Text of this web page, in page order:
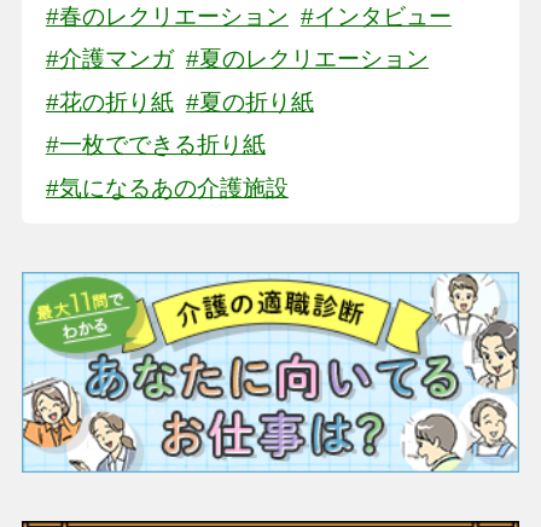
#春のレクリエーション #インタビュー
#介護マンガ #夏のレクリエーション
#花の折り紙 #夏の折り紙
#一枚でできる折り紙
#気になるあの介護施設